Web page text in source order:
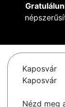
Kaposvár
Kaposvár
Nézd meg